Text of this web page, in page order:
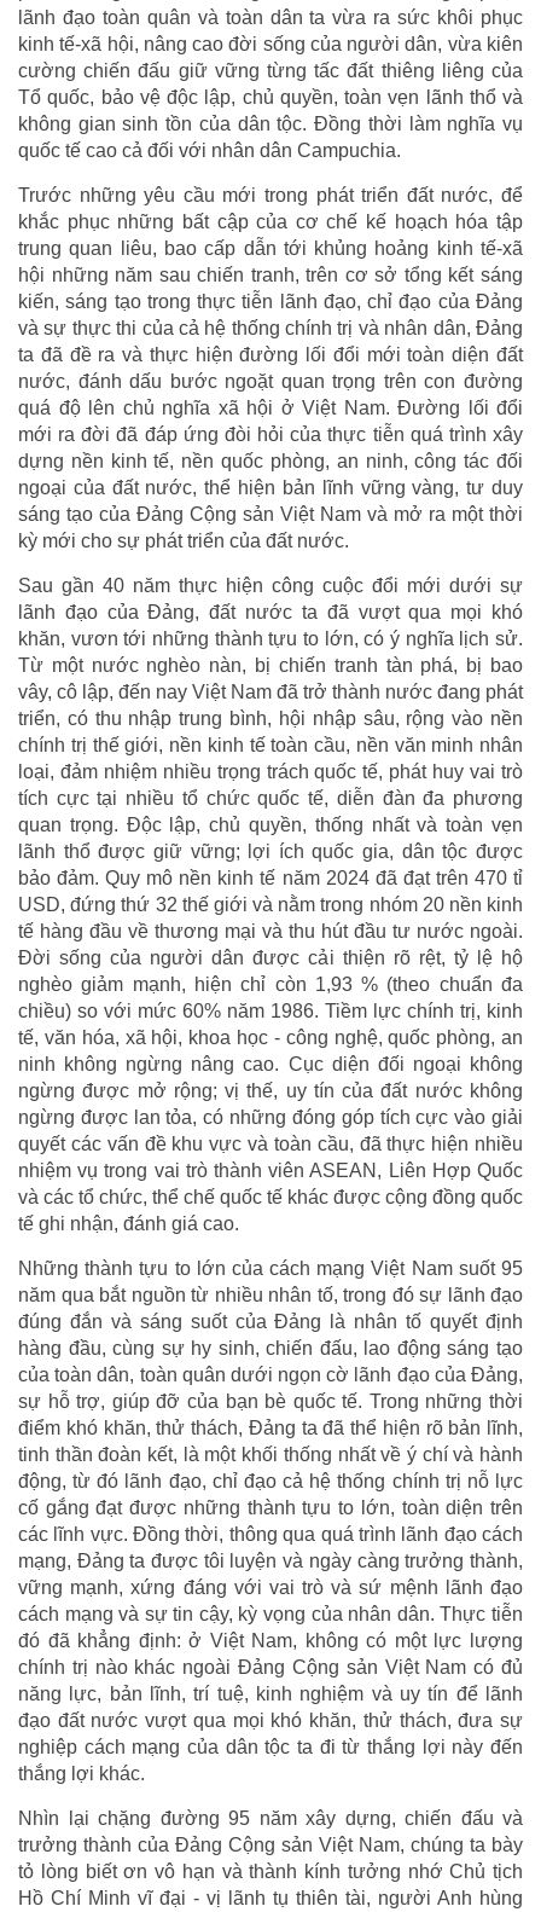
lãnh đạo toàn quân và toàn dân ta vừa ra sức khôi phục
kinh tế-xã hội, nâng cao đời sống của người dân, vừa kiên
cường chiến đấu giữ vững từng tấc đất thiêng liêng của
Tổ quốc, bảo vệ độc lập, chủ quyền, toàn vẹn lãnh thổ và
không gian sinh tồn của dân tộc. Đồng thời làm nghĩa vụ
quốc tế cao cả đối với nhân dân Campuchia.
Trước những yêu cầu mới trong phát triển đất nước, để
khắc phục những bất cập của cơ chế kế hoạch hóa tập
trung quan liêu, bao cấp dẫn tới khủng hoảng kinh tế-xã
hội những năm sau chiến tranh, trên cơ sở tổng kết sáng
kiến, sáng tạo trong thực tiễn lãnh đạo, chỉ đạo của Đảng
và sự thực thi của cả hệ thống chính trị và nhân dân, Đảng
ta đã đề ra và thực hiện đường lối đổi mới toàn diện đất
nước, đánh dấu bước ngoặt quan trọng trên con đường
quá độ lên chủ nghĩa xã hội ở Việt Nam. Đường lối đổi
mới ra đời đã đáp ứng đòi hỏi của thực tiễn quá trình xây
dựng nền kinh tế, nền quốc phòng, an ninh, công tác đối
ngoại của đất nước, thể hiện bản lĩnh vững vàng, tư duy
sáng tạo của Đảng Cộng sản Việt Nam và mở ra một thời
kỳ mới cho sự phát triển của đất nước.
Sau gần 40 năm thực hiện công cuộc đổi mới dưới sự
lãnh đạo của Đảng, đất nước ta đã vượt qua mọi khó
khăn, vươn tới những thành tựu to lớn, có ý nghĩa lịch sử.
Từ một nước nghèo nàn, bị chiến tranh tàn phá, bị bao
vây, cô lập, đến nay Việt Nam đã trở thành nước đang phát
triển, có thu nhập trung bình, hội nhập sâu, rộng vào nền
chính trị thế giới, nền kinh tế toàn cầu, nền văn minh nhân
loại, đảm nhiệm nhiều trọng trách quốc tế, phát huy vai trò
tích cực tại nhiều tổ chức quốc tế, diễn đàn đa phương
quan trọng. Độc lập, chủ quyền, thống nhất và toàn vẹn
lãnh thổ được giữ vững; lợi ích quốc gia, dân tộc được
bảo đảm. Quy mô nền kinh tế năm 2024 đã đạt trên 470 tỉ
USD, đứng thứ 32 thế giới và nằm trong nhóm 20 nền kinh
tế hàng đầu về thương mại và thu hút đầu tư nước ngoài.
Đời sống của người dân được cải thiện rõ rệt, tỷ lệ hộ
nghèo giảm mạnh, hiện chỉ còn 1,93 % (theo chuẩn đa
chiều) so với mức 60% năm 1986. Tiềm lực chính trị, kinh
tế, văn hóa, xã hội, khoa học - công nghệ, quốc phòng, an
ninh không ngừng nâng cao. Cục diện đối ngoại không
ngừng được mở rộng; vị thế, uy tín của đất nước không
ngừng được lan tỏa, có những đóng góp tích cực vào giải
quyết các vấn đề khu vực và toàn cầu, đã thực hiện nhiều
nhiệm vụ trong vai trò thành viên ASEAN, Liên Hợp Quốc
và các tổ chức, thể chế quốc tế khác được cộng đồng quốc
tế ghi nhận, đánh giá cao.
Những thành tựu to lớn của cách mạng Việt Nam suốt 95
năm qua bắt nguồn từ nhiều nhân tố, trong đó sự lãnh đạo
đúng đắn và sáng suốt của Đảng là nhân tố quyết định
hàng đầu, cùng sự hy sinh, chiến đấu, lao động sáng tạo
của toàn dân, toàn quân dưới ngọn cờ lãnh đạo của Đảng,
sự hỗ trợ, giúp đỡ của bạn bè quốc tế. Trong những thời
điểm khó khăn, thử thách, Đảng ta đã thể hiện rõ bản lĩnh,
tinh thần đoàn kết, là một khối thống nhất về ý chí và hành
động, từ đó lãnh đạo, chỉ đạo cả hệ thống chính trị nỗ lực
cố gắng đạt được những thành tựu to lớn, toàn diện trên
các lĩnh vực. Đồng thời, thông qua quá trình lãnh đạo cách
mạng, Đảng ta được tôi luyện và ngày càng trưởng thành,
vững mạnh, xứng đáng với vai trò và sứ mệnh lãnh đạo
cách mạng và sự tin cậy, kỳ vọng của nhân dân. Thực tiễn
đó đã khẳng định: ở Việt Nam, không có một lực lượng
chính trị nào khác ngoài Đảng Cộng sản Việt Nam có đủ
năng lực, bản lĩnh, trí tuệ, kinh nghiệm và uy tín để lãnh
đạo đất nước vượt qua mọi khó khăn, thử thách, đưa sự
nghiệp cách mạng của dân tộc ta đi từ thắng lợi này đến
thắng lợi khác.
Nhìn lại chặng đường 95 năm xây dựng, chiến đấu và
trưởng thành của Đảng Cộng sản Việt Nam, chúng ta bày
tỏ lòng biết ơn vô hạn và thành kính tưởng nhớ Chủ tịch
Hồ Chí Minh vĩ đại - vị lãnh tụ thiên tài, người Anh hùng